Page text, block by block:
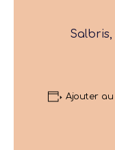
Salbris,
Ajouter